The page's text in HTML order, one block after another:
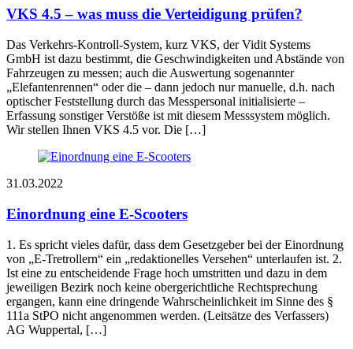
VKS 4.5 – was muss die Verteidigung prüfen?
Das Verkehrs-Kontroll-System, kurz VKS, der Vidit Systems
GmbH ist dazu bestimmt, die Geschwindigkeiten und Abstände von
Fahrzeugen zu messen; auch die Auswertung sogenannter
„Elefantenrennen“ oder die – dann jedoch nur manuelle, d.h. nach
optischer Feststellung durch das Messpersonal initialisierte –
Erfassung sonstiger Verstöße ist mit diesem Messsystem möglich.
Wir stellen Ihnen VKS 4.5 vor. Die […]
31.03.2022
Einordnung eine E-Scooters
1. Es spricht vieles dafür, dass dem Gesetzgeber bei der Einordnung
von „E-Tretrollern“ ein „redaktionelles Versehen“ unterlaufen ist. 2.
Ist eine zu entscheidende Frage hoch umstritten und dazu in dem
jeweiligen Bezirk noch keine obergerichtliche Rechtsprechung
ergangen, kann eine dringende Wahrscheinlichkeit im Sinne des §
111a StPO nicht angenommen werden. (Leitsätze des Verfassers)
AG Wuppertal, […]